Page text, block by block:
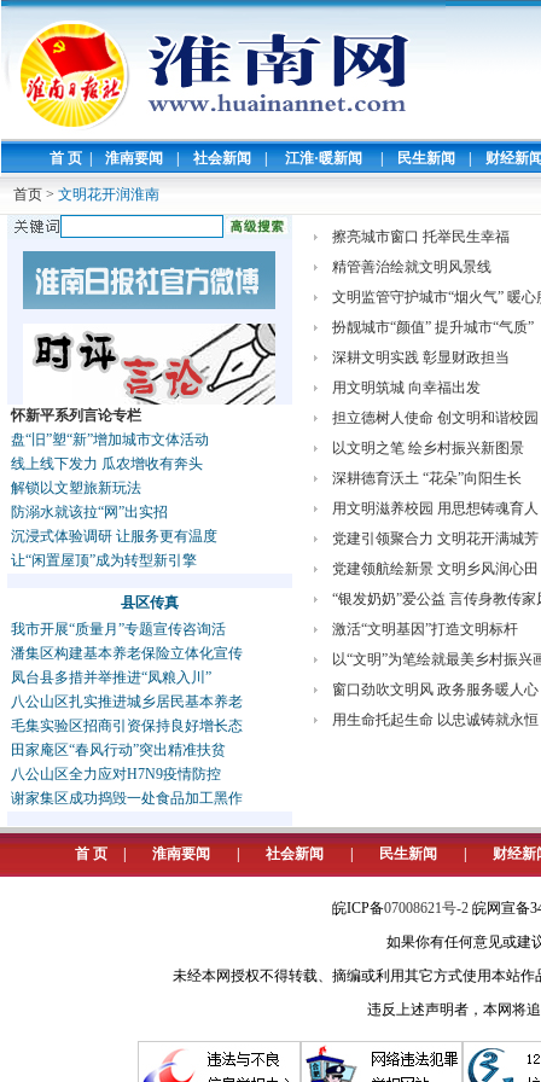
首 页 | 淮南要闻 | 社会新闻 | 江淮·暖新闻 | 民生新闻 | 财经新
首页 > 文明花开润淮南
怀新平系列言论专栏
盘“旧”塑“新”增加城市文体活动
线上线下发力 瓜农增收有奔头
解锁以文塑旅新玩法
防溺水就该拉“网”出实招
沉浸式体验调研 让服务更有温度
让“闲置屋顶”成为转型新引擎
县区传真
我市开展“质量月”专题宣传咨询活
潘集区构建基本养老保险立体化宣传
凤台县多措并举推进“凤粮入川”
八公山区扎实推进城乡居民基本养老
毛集实验区招商引资保持良好增长态
田家庵区“春风行动”突出精准扶贫
八公山区全力应对H7N9疫情防控
谢家集区成功捣毁一处食品加工黑作
擦亮城市窗口 托举民生幸福
精管善治绘就文明风景线
文明监管守护城市“烟火气” 暖
扮靓城市“颜值” 提升城市“气质”
深耕文明实践 彰显财政担当
用文明筑城 向幸福出发
担立德树人使命 创文明和谐校园
以文明之笔 绘乡村振兴新图景
深耕德育沃土 “花朵”向阳生长
用文明滋养校园 用思想铸魂育人
党建引领聚合力 文明花开满城芳
党建领航绘新景 文明乡风润心田
“银发奶奶”爱公益 言传身教传家
激活“文明基因”打造文明标杆
以“文明”为笔绘就最美乡村振兴
窗口劲吹文明风 政务服务暖人心
用生命托起生命 以忠诚铸就永恒
首 页 淮南要闻 社会新闻 民生新闻 财经新
皖ICP备07008621号-2 皖网宣备
如果你有任何意见或建
未经本网授权不得转载、摘编或利用其它方式使用本站
违反上述声明者，本网将